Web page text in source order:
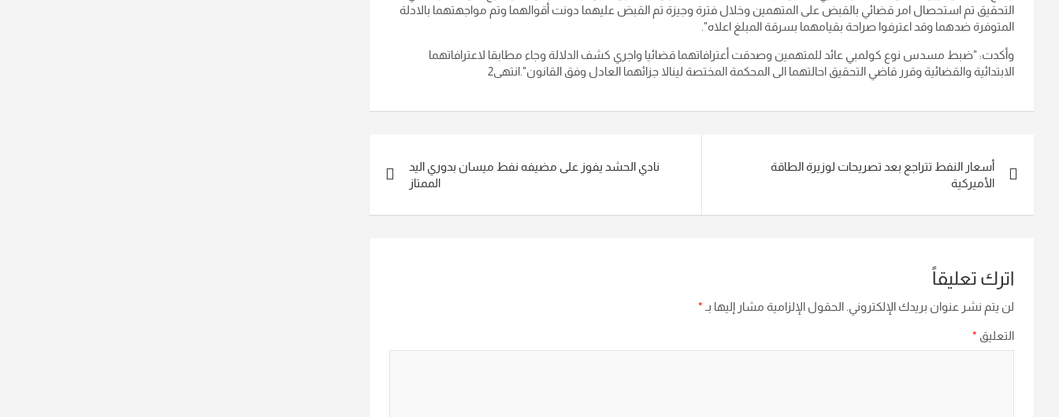
التحقيق تم استحصال امر قضائي بالقبض على المتهمين وخلال فترة وجيزة تم القبض عليهما دونت أقوالهما وتم مواجهتهما بالادلة
المتوفرة ضدهما وقد اعترفوا صراحة بقيامهما بسرقة المبلغ اعلاه".
وأكدت: "ضبط مسدس نوع كولمبي عائد للمتهمين وصدقت أعترافاتهما قضائيا واجري كشف الدلالة وجاء مطابقا لاعترافاتهما
الابتدائية والقضائية وقرر قاضي التحقيق احالتهما الى المحكمة المختصة لينالا جزائهما العادل وفق القانون".انتهى2
المقالات
أسعار النفط تتراجع بعد تصريحات لوزيرة الطاقة
الأميركية
نادي الحشد يفوز على مضيفه نفط ميسان بدوري اليد
الممتاز
اترك تعليقاً
لن يتم نشر عنوان بريدك الإلكتروني. الحقول الإلزامية مشار إليها بـ *
التعليق *